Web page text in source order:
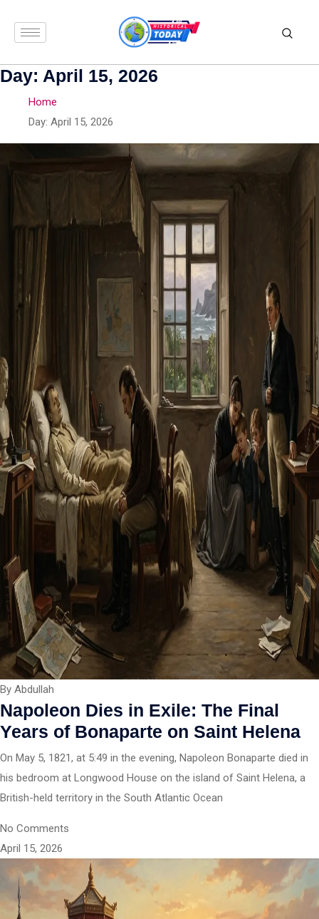
Day: April 15, 2026
Home
Day: April 15, 2026
By Abdullah
Napoleon Dies in Exile: The Final
Years of Bonaparte on Saint Helena
On May 5, 1821, at 5:49 in the evening, Napoleon Bonaparte died in
his bedroom at Longwood House on the island of Saint Helena, a
British-held territory in the South Atlantic Ocean
No Comments
April 15, 2026